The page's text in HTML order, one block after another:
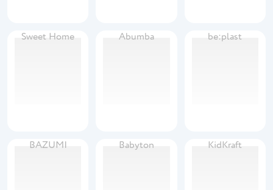
Sweet Home Abumba be:plast
BAZUMI Babyton KidKraft